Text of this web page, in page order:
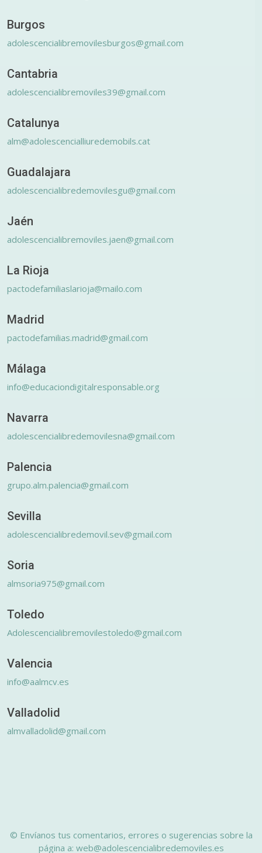
Burgos
adolescencialibremovilesburgos@gmail.com
Cantabria
adolescencialibremoviles39@gmail.com
Catalunya
alm@adolescencialliuredemobils.cat
Guadalajara
adolescencialibredemovilesgu@gmail.com
Jaén
adolescencialibremoviles.jaen@gmail.com
La Rioja
pactodefamiliaslarioja@mailo.com
Madrid
pactodefamilias.madrid@gmail.com
Málaga
info@educaciondigitalresponsable.org
Navarra
adolescencialibredemovilesna@gmail.com
Palencia
grupo.alm.palencia@gmail.com
Sevilla
adolescencialibredemovil.sev@gmail.com
Soria
almsoria975@gmail.com
Toledo
Adolescencialibremovilestoledo@gmail.com
Valencia
info@aalmcv.es
Valladolid
almvalladolid@gmail.com
© Envíanos tus comentarios, errores o sugerencias sobre la
página a: web@adolescencialibredemoviles.es